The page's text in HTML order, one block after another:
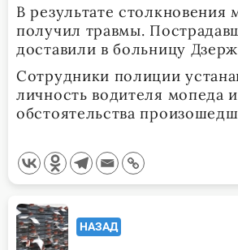
В результате столкновения
получил травмы.
доставили в больницу
Сотрудники полиции
личность водителя мопеда
обстоятельства
<span
class="nav-НАЗАД